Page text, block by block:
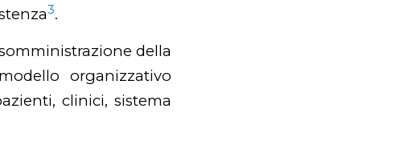
3.
della
organizzativo
clinici, sistema